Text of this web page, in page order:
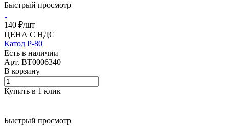
Быстрый просмотр
140 ₽/шт
ЦЕНА С НДС
Катод Р-80
Есть в наличии
Арт. BT0006340
В корзину
Купить в 1 клик
Быстрый просмотр